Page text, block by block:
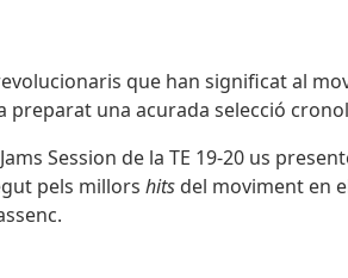
que han significat al
preparat una acurada selecció
Session de la TE 19-20 us
pels millors hits del moviment en